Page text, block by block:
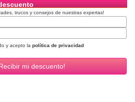
trucos y consejos de nuestras expertas!
y acepto la política de privacidad